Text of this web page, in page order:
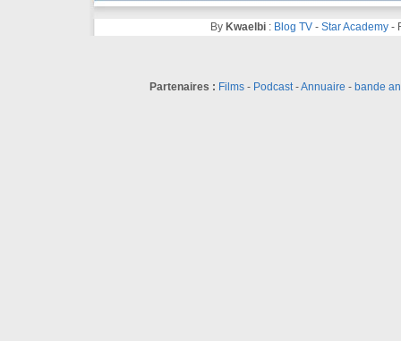
By Kwaelbi: Blog TV- Star Academy-
Partenaires : Films- Podcast-Annuaire - bande